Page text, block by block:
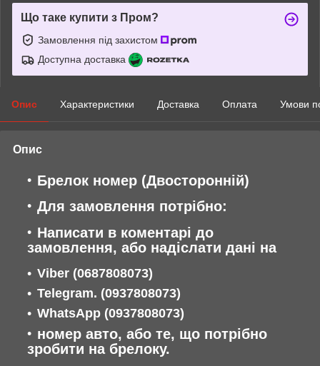
Що таке купити з Пром?
Замовлення під захистом
Доступна доставка
Опис Характеристики Доставка Оплата Умови
Опис
Брелок номер (Двосторонній)
Для замовлення потрібно:
Написати в коментарі до
замовлення, або надіслати дані на
Viber (0687808073)
Telegram. (0937808073)
WhatsApp (0937808073)
номер авто, або те, що потрібно
зробити на брелоку.